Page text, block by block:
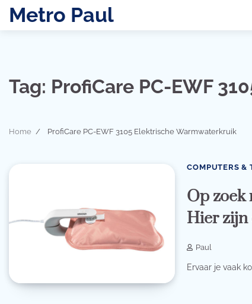
SkipMetro Paul
Tag: ProfiCare PC-EWF
Home ProfiCare PC-EWF 3105 Elektrische Warmwaterkruik
COMPUTERS &
Op
Hier zijn
Paul
Ervaar je vaak